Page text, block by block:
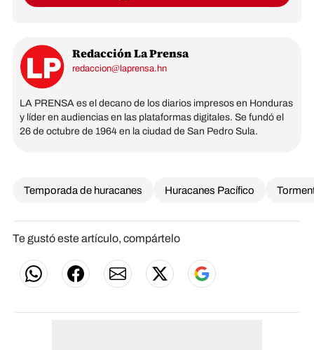
Redacción La Prensa
redaccion@laprensa.hn
LA PRENSA es el decano de los diarios impresos en Honduras
y líder en audiencias en las plataformas digitales. Se fundó el
26 de octubre de 1964 en la ciudad de San Pedro Sula.
Temporada de huracanes Huracanes Pacífico
Te gustó este artículo, compártelo